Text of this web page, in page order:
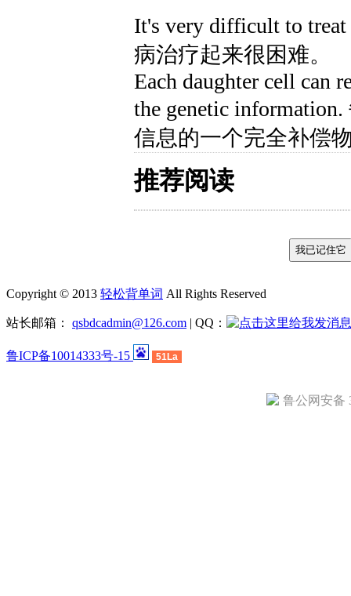
It's very difficult to treat
病治疗起来很困难。
Each daughter cell can
the genetic
信息的一个完全补偿
推荐阅读
Copyright © 2013 轻松背单词 All Rights Reserved
站长邮箱： qsbdcadmin@126.com | QQ：
鲁ICP备10014333号-15 51La
鲁公网安备